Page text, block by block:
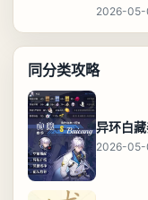
2026-
同分类攻略
2026-